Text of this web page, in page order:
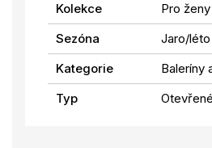
Kolekce
Pro ženy
Sezóna
Jaro/léto
Kategorie
Baleríny
Typ